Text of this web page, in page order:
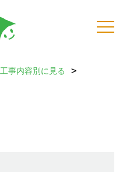
工事内容別に見る